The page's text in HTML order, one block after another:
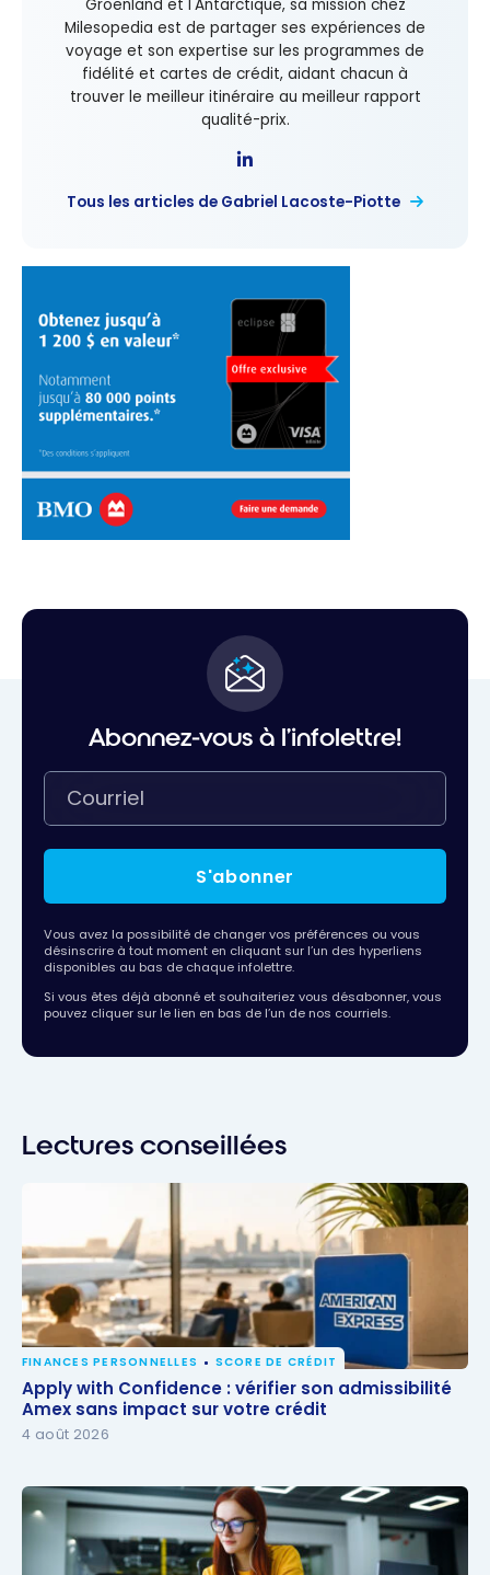
Groenland et l'Antarctique, sa mission chez
Milesopedia est de partager ses expériences de
voyage et son expertise sur les programmes de
fidélité et cartes de crédit, aidant chacun à
trouver le meilleur itinéraire au meilleur rapport
qualité-prix.
Tous les articles de Gabriel Lacoste-Piotte
Abonnez-vous à l'infolettre!
S'abonner
Vous avez la possibilité de changer vos préférences ou vous
désinscrire à tout moment en cliquant sur l’un des hyperliens
disponibles au bas de chaque infolettre.
Si vous êtes déjà abonné et souhaiteriez vous désabonner, vous
pouvez cliquer sur le lien en bas de l’un de nos courriels.
Lectures conseillées
Apply with Confidence : vérifier son admissibilité
Amex sans impact sur votre crédit
FINANCES PERSONNELLES SCORE DE CRÉDIT
Apply with Confidence : vérifier son admissibilité
Amex sans impact sur votre crédit
4 août 2026